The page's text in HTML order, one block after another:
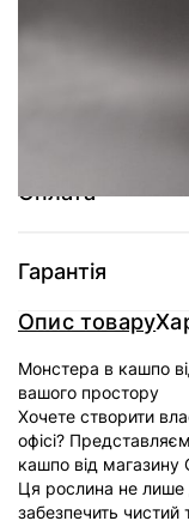
Монстера в
Оплата
Гарантія
Опис товару
Монстера в кашпо
вашого простору
Хочете створити
офісі?
кашпо від магазину
Ця рослина не лише
забезпечить